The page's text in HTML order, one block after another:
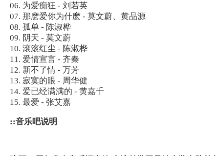
06. 为爱痴狂 - 刘若英
07. 那麽爱你为什麽 - 莫文蔚、黄品源
08. 孤单 - 陈淑桦
09. 阴天 - 莫文蔚
10. 滚滚红尘 - 陈淑桦
11. 爱情宣言 - 齐秦
12. 新不了情 - 万芳
13. 寂寞的眼 - 周华健
14. 爱已经满满的 - 黄嘉千
15. 最爱 - 张艾嘉
::音乐吧说明